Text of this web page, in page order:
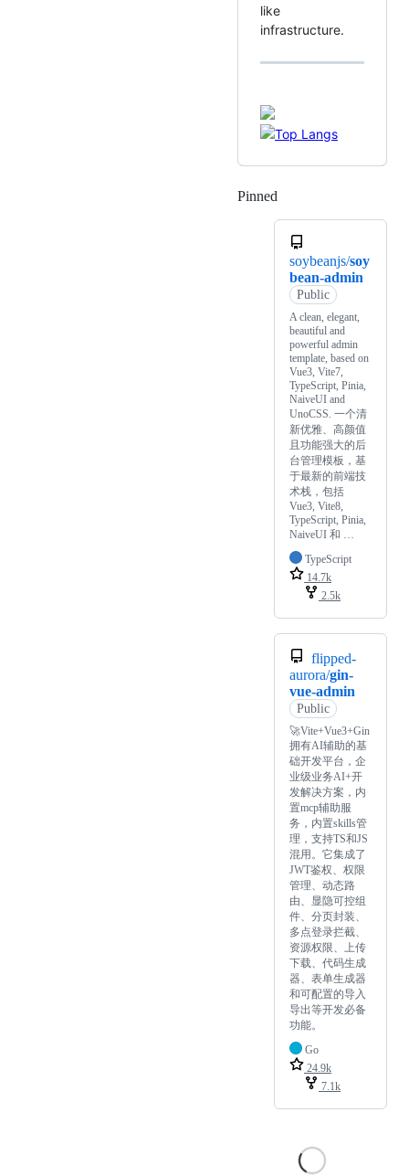
like
infrastructure.
Pinned
soybeanjs/soy
bean-admin
Public
A clean, elegant,
beautiful and
powerful admin
template, based on
Vue3, Vite7,
TypeScript, Pinia,
NaiveUI and
UnoCSS. 一个清
新优雅、高颜值
且功能强大的后
台管理模板，基
于最新的前端技
术栈，包括
Vue3, Vite8,
TypeScript, Pinia,
NaiveUI 和 …
TypeScript
14.7k
2.5k
flipped-
aurora/gin-
vue-admin
Public
🚀Vite+Vue3+Gin
拥有AI辅助的基
础开发平台，企
业级业务AI+开
发解决方案，内
置mcp辅助服
务，内置skills管
理，支持TS和JS
混用。它集成了
JWT鉴权、权限
管理、动态路
由、显隐可控组
件、分页封装、
多点登录拦截、
资源权限、上传
下载、代码生成
器、表单生成器
和可配置的导入
导出等开发必备
功能。
Go
24.9k
7.1k